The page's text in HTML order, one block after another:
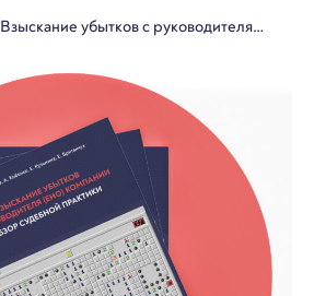
Взыскание убытков с руководителя